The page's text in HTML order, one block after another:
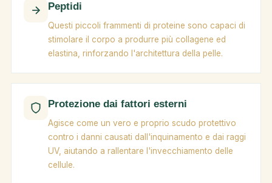
Peptidi
Questi piccoli frammenti di proteine sono capaci di
stimolare il corpo a produrre più collagene ed
elastina, rinforzando l'architettura della pelle.
Protezione dai fattori esterni
Agisce come un vero e proprio scudo protettivo
contro i danni causati dall'inquinamento e dai raggi
UV, aiutando a rallentare l'invecchiamento delle
cellule.